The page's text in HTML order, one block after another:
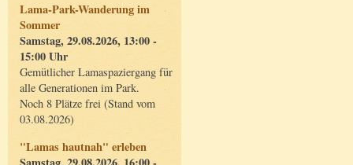
Lama-Park-Wanderung im
Sommer
Samstag, 29.08.2026, 13:00 -
15:00 Uhr
Gemütlicher Lamaspaziergang für
alle Generationen im Park.
Noch 8 Plätze frei (Stand vom
03.08.2026)
"Lamas hautnah" erleben